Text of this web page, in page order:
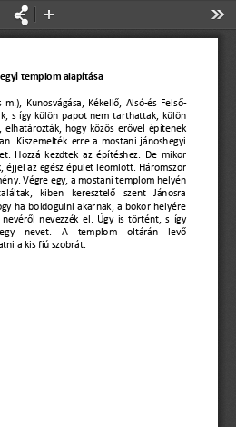
Kicsinyítés
templom alapítása
m.), Kunosvágása, Kékellő, Alsó-és Felső-
s így külön papot nem tarthattak, külön
elhatározták, hogy közös erővel építenek
Kiszemelték erre a mostani jánoshegyi
Hozzá kezdtek az építéshez. De mikor
éjjel az egész épület leomlott. Háromszor
ny. Végre egy, a mostani templom helyén
kiben  keresztelő  szent  Jánosra
ha boldogulni akarnak, a bokor helyére
nevezzék el. Úgy is történt, s így
nevet.  A  templom  oltárán  levő
a kis fiú szobrát.